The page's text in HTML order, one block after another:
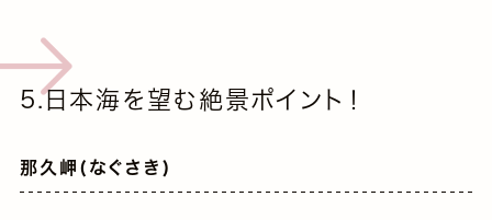
5.日本海を望む絶景ポイント！
那久岬(なぐさき)